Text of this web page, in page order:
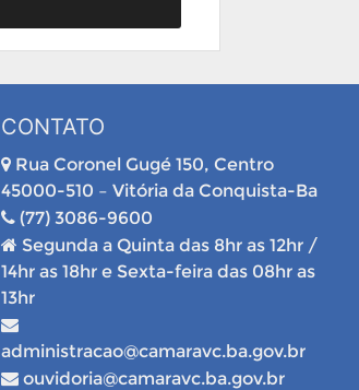
CONTATO
Rua Coronel Gugé 150, Centro
45000-510 – Vitória da Conquista-Ba
(77) 3086-9600
Segunda a Quinta das 8hr as 12hr /
14hr as 18hr e Sexta-feira das 08hr as
13hr
administracao@camaravc.ba.gov.br
ouvidoria@camaravc.ba.gov.br